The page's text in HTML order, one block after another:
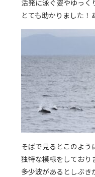
活発に泳ぐ姿やゆっく
とても助かりました！
そばで見るとこのよう
独特な模様をしており
多少波があるとしぶ